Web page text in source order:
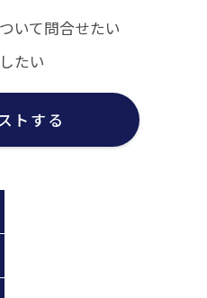
いて問合せたい
たい
トする